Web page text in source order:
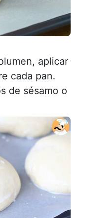
aplicar
cada pan.
de sésamo o